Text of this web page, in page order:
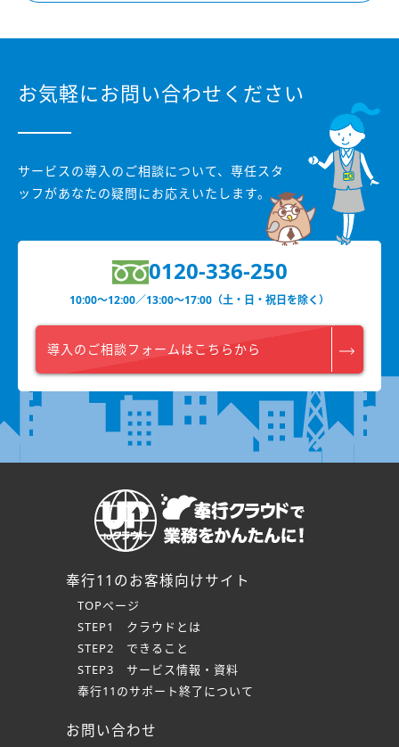
お気軽にお問い合わせください
サービスの導入のご相談について、 専任スタ
ッフがあなたの疑問にお応えいたします。
0120-336-250
10:00〜12:00／13:00〜17:00（土・日・祝日を除く）
導入のご相談フォームはこちらから
奉行11のお客様向けサイト
TOPページ
STEP1 クラウドとは
STEP2 できること
STEP3 サービス情報・資料
奉行11のサポート終了について
お問い合わせ